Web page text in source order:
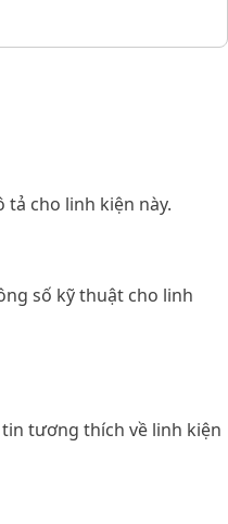
tả cho linh kiện này.
số kỹ thuật cho linh
tương thích về linh kiện